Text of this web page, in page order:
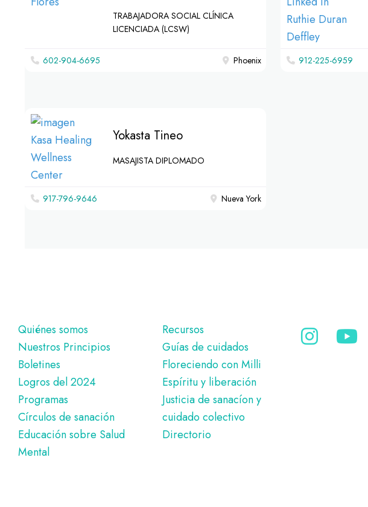
TRABAJADORA SOCIAL CLÍNICA
LICENCIADA (LCSW)
602-904-6695 Phoenix 912-225-6959
Yokasta Tineo
MASAJISTA DIPLOMADO
917-796-9646 Nueva York
Pie
de
página
Quiénes somos
Nuestros Principios
Boletines
Logros del 2024
Programas
Círculos de sanación
Educación sobre Salud
Mental
Recursos
Guías de cuidados
Floreciendo con Milli
Espíritu y liberación
Justicia de sanacíon y
cuidado colectivo
Directorio